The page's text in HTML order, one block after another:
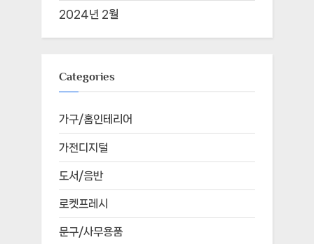
2024년 2월
Categories
가구/홈인테리어
가전디지털
도서/음반
로켓프레시
문구/사무용품